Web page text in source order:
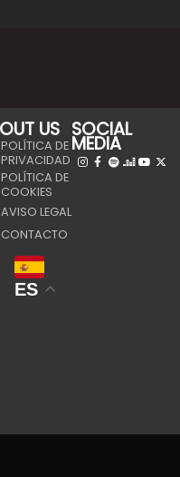
US
POLÍTICA DE
PRIVACIDAD
POLÍTICA DE
COOKIES
AVISO LEGAL
CONTACTO
ES
SOCIAL
MEDIA